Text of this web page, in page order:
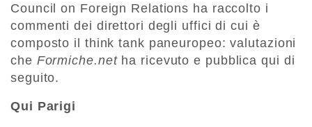
Council on Foreign Relations ha raccolto i
commenti dei direttori degli uffici di cui è
composto il think tank paneuropeo: valutazioni
che Formiche.netha ricevuto e pubblica qui di
seguito.
Qui Parigi